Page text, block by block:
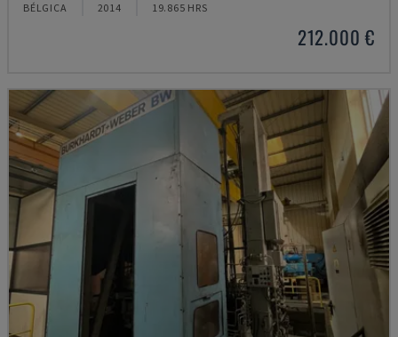
BÉLGICA 2014 19.865 HRS
212.000 €